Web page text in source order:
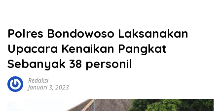
Polres Bondowoso Laksanakan
Upacara Kenaikan Pangkat
Sebanyak 38 personil
Redaksi
Januari 3, 2023